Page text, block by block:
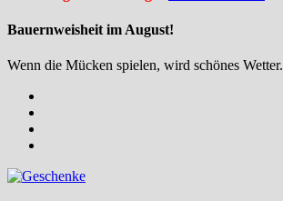
Bauernweisheit im August!
Wenn die Mücken spielen, wird schönes Wetter.